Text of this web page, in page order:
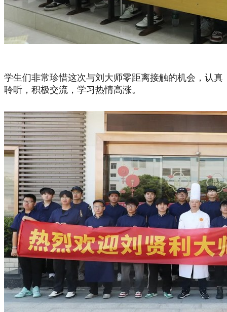
学生们非常珍惜这次与刘大师零距离接触的机会，认真
聆听，积极交流，学习热情高涨。